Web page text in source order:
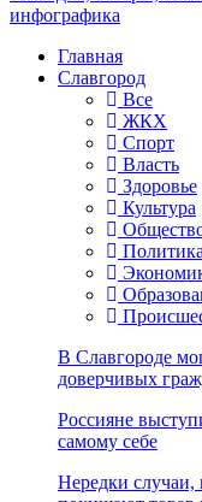
инфографика
Главная
Славгород
Все
ЖКХ
Спорт
Власть
Здоровье
Культура
Политика
В Славгороде
доверчивых
Россияне
самому себе
Нередки случаи,